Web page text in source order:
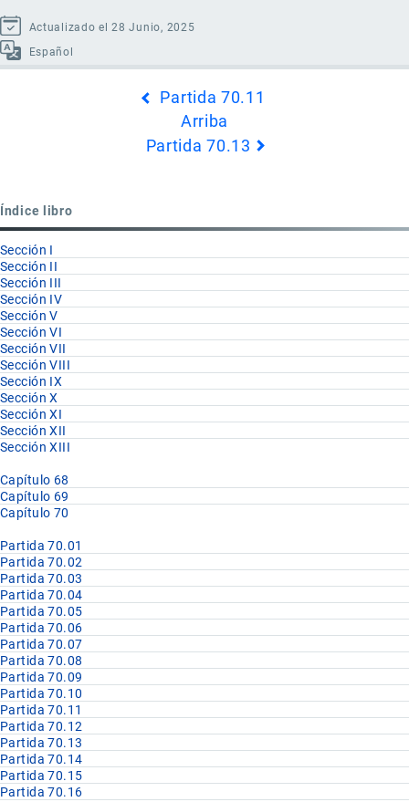
Actualizado el 28 Junio, 2025
Español
70.12
Partida 70.11
Arriba
Partida 70.13
Índice libro
Sección I
Sección II
Sección III
Sección IV
Sección V
Sección VI
Sección VII
Sección VIII
Sección IX
Sección X
Sección XI
Sección XII
Sección XIII
Capítulo 68
Capítulo 69
Capítulo 70
Partida 70.01
Partida 70.02
Partida 70.03
Partida 70.04
Partida 70.05
Partida 70.06
Partida 70.07
Partida 70.08
Partida 70.09
Partida 70.10
Partida 70.11
Partida 70.12
Partida 70.13
Partida 70.14
Partida 70.15
Partida 70.16